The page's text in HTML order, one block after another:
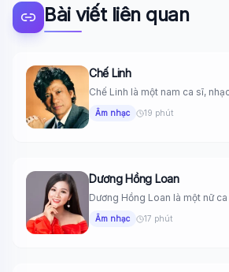
Bài viết liên quan
Chế Linh
Chế Linh là một nam ca sĩ,
Âm nhạc 19 phút
Dương Hồng Loan
Dương Hồng Loan là một nữ
làng...
Âm nhạc 17 phút